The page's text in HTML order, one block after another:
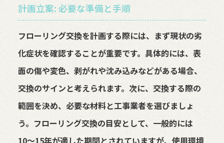
計画立案: 必要な準備と手順
フローリング交換を計画する際には、まず現状の劣
化症状を確認することが重要です。具体的には、表
面の傷や変色、剥がれや沈み込みなどがある場合、
交換のサインと考えられます。次に、交換する際の
範囲を決め、必要な材料と工事業者を選びましょ
う。フローリング交換の目安として、一般的には
10〜15年が適した期間とされていますが、使用環境